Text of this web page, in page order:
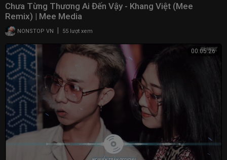
Chưa Từng Thương Ai Đến Vậy - Khang Việt (Mee
Remix) | Mee Media
NONSTOP VN 55 lượt xem
00:05:26